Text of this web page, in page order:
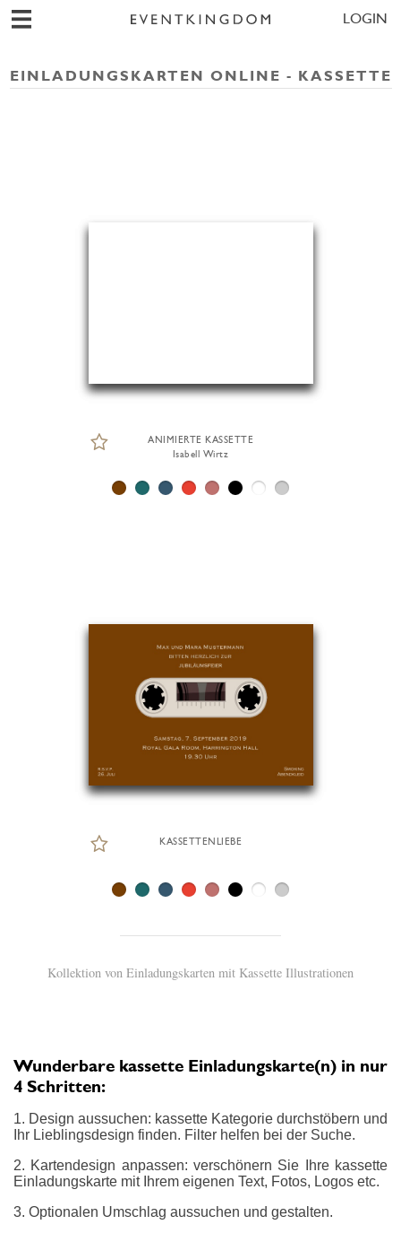
LOGIN
EINLADUNGSKARTEN ONLINE - KASSETTE
ANIMIERTE KASSETTE
Isabell Wirtz
KASSETTENLIEBE
Kollektion von Einladungskarten mit Kassette Illustrationen
Wunderbare kassette Einladungskarte(n) in nur
4 Schritten:
1. Design aussuchen: kassette Kategorie durchstöbern und
Ihr Lieblingsdesign finden. Filter helfen bei der Suche.
2. Kartendesign anpassen: verschönern Sie Ihre kassette
Einladungskarte mit Ihrem eigenen Text, Fotos, Logos etc.
3. Optionalen Umschlag aussuchen und gestalten.